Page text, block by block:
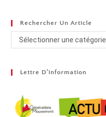
Rechercher Un Article
Sélectionner une catégorie
Lettre D’information